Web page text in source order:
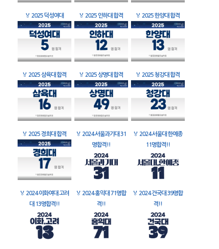
🏅 2025 덕성여대 🏅 2025 인하대 합격 🏅 2025 한양대 합격
🏅 2025 삼육대 합격 🏅 2025 상명대 합격 🏅 2025 청강대 합격
🏅 2025 경희대 합격 🏅 2024 서울과기대 31
명합격!!
🏅 2024 서울대 한예종
11명합격!!
🏅 2024 이화여대 고려
대 13명합격!!
🏅 2024 홍익대 71명합
격!!
🏅 2024 건국대 39명합
격!!